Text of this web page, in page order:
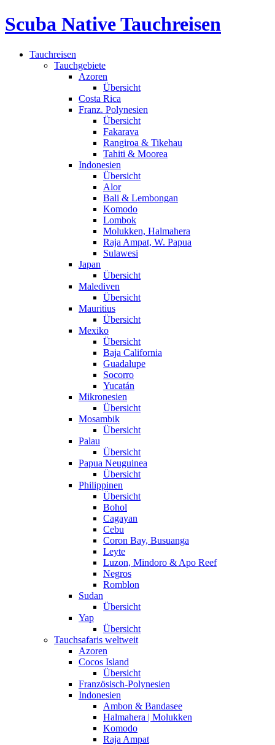
Scuba Native Tauchreisen
Tauchreisen
Tauchgebiete
Azoren
Übersicht
Costa Rica
Franz. Polynesien
Übersicht
Fakarava
Rangiroa & Tikehau
Tahiti & Moorea
Indonesien
Übersicht
Alor
Bali & Lembongan
Komodo
Lombok
Molukken, Halmahera
Raja Ampat, W. Papua
Sulawesi
Japan
Übersicht
Malediven
Übersicht
Mauritius
Übersicht
Mexiko
Übersicht
Baja California
Guadalupe
Socorro
Yucatán
Mikronesien
Übersicht
Mosambik
Übersicht
Palau
Übersicht
Papua Neuguinea
Übersicht
Philippinen
Übersicht
Bohol
Cagayan
Cebu
Coron Bay, Busuanga
Leyte
Luzon, Mindoro & Apo Reef
Negros
Romblon
Sudan
Übersicht
Yap
Übersicht
Tauchsafaris weltweit
Azoren
Cocos Island
Übersicht
Französisch-Polynesien
Indonesien
Ambon & Bandasee
Halmahera | Molukken
Komodo
Raja Ampat